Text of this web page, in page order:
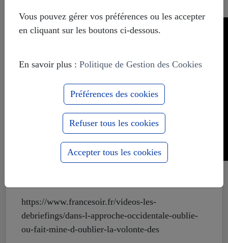
https://www.francesoir.fr/videos-les-
debriefings/dans-l-approche-occidentale-oublie-
ou-fait-mine-d-oublier-la-volonte-des
Vous pouvez gérer vos préférences ou les accepter
en cliquant sur les boutons ci-dessous.
En savoir plus : Politique de Gestion des Cookies
Préférences des cookies
Refuser tous les cookies
Accepter tous les cookies